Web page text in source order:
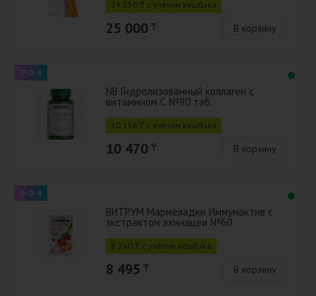
24 250 ₸ с учётом кешбэка
25 000 ₸ В корзину
0-0-4
NB Гидролизованный коллаген с
витамином С №90 таб.
10 156 ₸ с учётом кешбэка
10 470 ₸ В корзину
0-0-4
ВИТРУМ Мармеладки Иммунактив с
экстрактом эхинацеи №60
8 240 ₸ с учётом кешбэка
8 495 ₸ В корзину